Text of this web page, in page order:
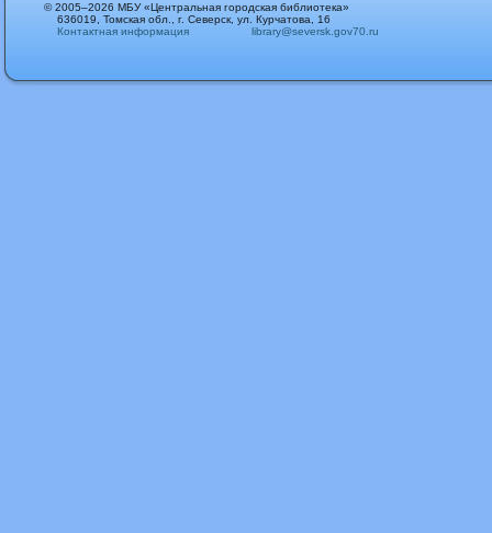
© 2005–2026 МБУ «Центральная городская библиотека»
636019, Томская обл., г. Северск, ул. Курчатова, 16
Контактная информация
library@seversk.gov70.ru